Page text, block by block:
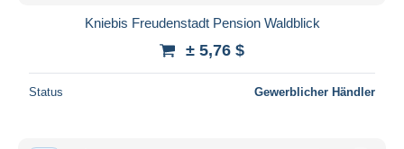
Kniebis Freudenstadt Pension Waldblick
± 5,76 $
Status Gewerblicher Händler